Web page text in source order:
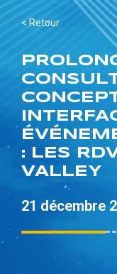
< Retour
: LES
VALLEY
21 décembre